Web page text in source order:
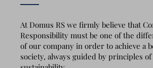
At Domus RS we firmly believe that
Responsibility must be one of the
of our company in order to achieve a
society, always guided by principles